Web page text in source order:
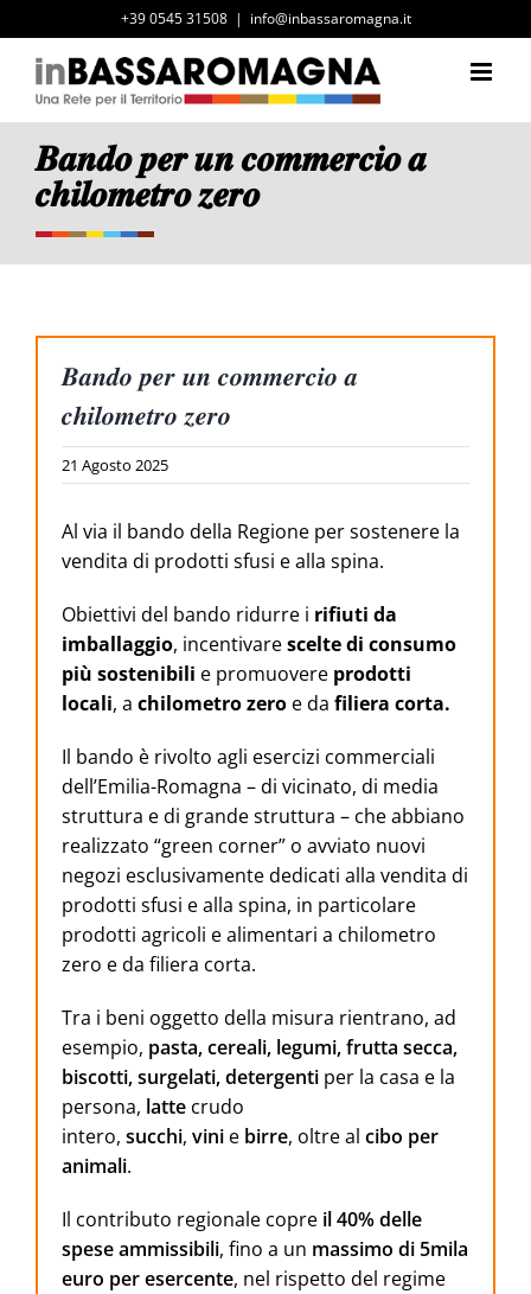
al
contenuto
+39 0545 31508 | info@inbassaromagna.it
𝑩𝒂𝒏𝒅𝒐 𝒑𝒆𝒓 𝒖𝒏 𝒄𝒐𝒎𝒎𝒆𝒓𝒄𝒊𝒐 𝒂
𝒄𝒉𝒊𝒍𝒐𝒎𝒆𝒕𝒓𝒐 𝒛𝒆𝒓𝒐
𝑩𝒂𝒏𝒅𝒐 𝒑𝒆𝒓 𝒖𝒏 𝒄𝒐𝒎𝒎𝒆𝒓𝒄𝒊𝒐 𝒂
𝒄𝒉𝒊𝒍𝒐𝒎𝒆𝒕𝒓𝒐 𝒛𝒆𝒓𝒐
21 Agosto 2025
Al via il bando della Regione per sostenere la
vendita di prodotti sfusi e alla spina.
Obiettivi del bando ridurre i rifiuti da
imballaggio, incentivarescelte di consumo
più sostenibili e promuovere prodotti
locali, a chilometro zero e da filiera corta.
Il bando è rivolto agli esercizi commerciali
dell’Emilia-Romagna – di vicinato, di media
struttura e di grande struttura – che abbiano
realizzato “green corner” o avviato nuovi
negozi esclusivamente dedicati alla vendita di
prodotti sfusi e alla spina, in particolare
prodotti agricoli e alimentari a chilometro
zero e da filiera corta.
Tra i beni oggetto della misura rientrano, ad
esempio, pasta, cereali, legumi, frutta secca,
biscotti, surgelati, detergenti per la casa e la
persona, latte crudo
intero, succhi, vini e birre, oltre al cibo per
animali.
Il contributo regionale copre il 40% delle
spese ammissibili, fino a un massimo di 5mila
euro per esercente, nel rispetto del regime